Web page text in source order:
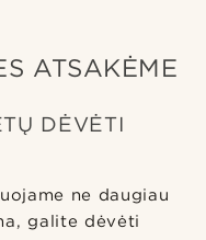
ATSAKĖME
DĖVĖTI
ne daugiau
galite dėvėti